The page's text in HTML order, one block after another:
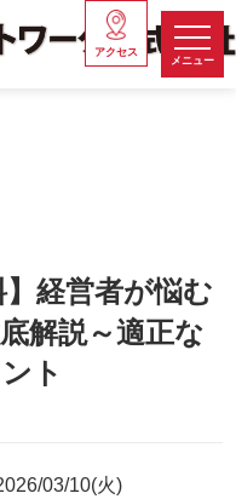
メニュー
アクセス
】経営者が悩む
解説～適正な
ト
03/10(火)